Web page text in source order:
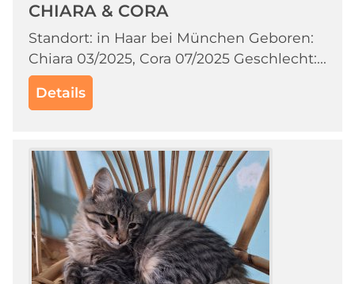
CHIARA & CORA
Standort: in Haar bei München Geboren:
Chiara 03/2025, Cora 07/2025 Geschlecht:...
Details